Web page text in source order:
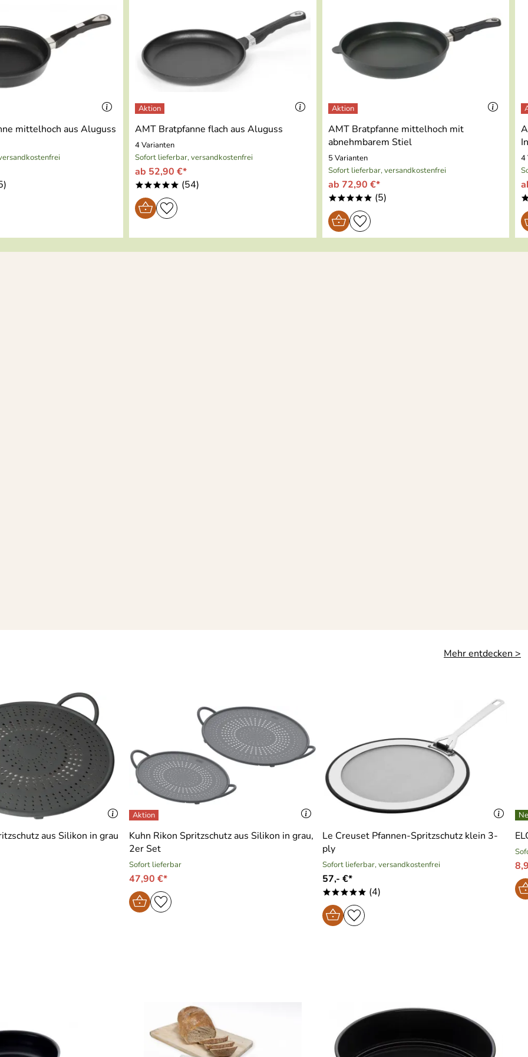
SCHNELL! Bestellung war wieder am Folgetag da!( Bei anderen Online-Shops muss ich dafür "Premium-Kunde" oder
für Essen & Trinken nur Kochform in Frage!
da ich sehr viel Fleisch brate und dieses in Kokosöl doch sehr spritzt! Auch das man die Renigung durch die
durch den breiten Auflagerand supergenial!
schon einmal weiterverschenkt.
Ofen sauber
mittelhoch aus Aluguss AMT Bratpfanne flach aus Aluguss
4 Varianten
Sofort lieferbar, versandkostenfrei
ab 52,90 €*
***** (54)
AMT Bratpfanne mittelhoch mit
abnehmbarem Stiel
5 Varianten
Sofort lieferbar, versandkostenfrei
ab 72,90 €*
***** (5)
4
Mehr entdecken >
aus Silikon in grau
Kuhn Rikon Spritzschutz aus Silikon in grau,
2er Set
Sofort lieferbar
47,90 €*
Le Creuset Pfannen-Spritzschutz klein 3-
ply
Sofort lieferbar, versandkostenfrei
57,- €*
***** (4)